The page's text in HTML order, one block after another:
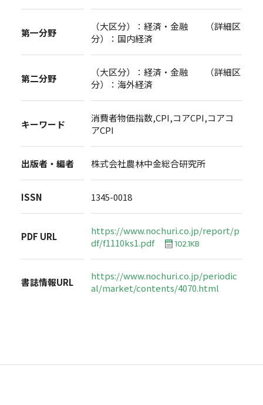
第一分野
（大区分）：経済・金融 （詳細区
分）：国内経済
第二分野
（大区分）：経済・金融 （詳細区
分）：海外経済
キーワード
消費者物価指数,CPI,コアCPI,コアコ
アCPI
出版者・編者 株式会社農林中金総合研究所
ISSN 1345-0018
PDF URL
https://www.nochuri.co.jp/report/p
df/f1110ks1.pdf
102.1KB
書誌情報URL
https://www.nochuri.co.jp/periodic
al/market/contents/4070.html